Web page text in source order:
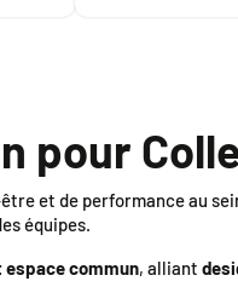
pour
et de performance au
équipes.
commun, alliant